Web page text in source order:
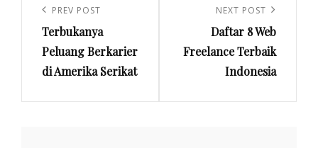
navigation
Previous
Post
PREV POST
Terbukanya
Peluang Berkarier
di Amerika Serikat
NEXT POST
Daftar 8 Web
Freelance Terbaik
Indonesia